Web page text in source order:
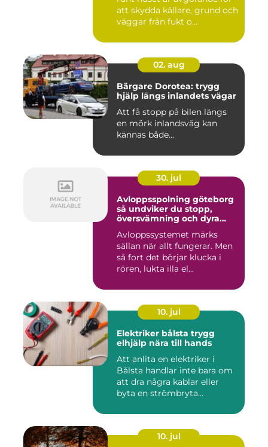
att skydda källare, grund och
väggar från fukt o...
02. aug
Bärgare Dorotea: trygg
hjälp längs inlandets vägar
Att få stopp på bilen längs
en mörk inlandsväg kan
kännas både...
30. jul
Avloppsspolning göteborg
så undviker du stopp,
översvämning och dyra
Avloppssystemet märks
sällan när allt fungerar. Men
så fort det börjar klucka i
rören, lukta illa el...
10. jul
Elektriker bålsta trygg
elhjälp nära till hands
Att anlita en elektriker i
Bålsta handlar inte bara om
att dra några kablar eller
byta en strömbryta...
10. jul